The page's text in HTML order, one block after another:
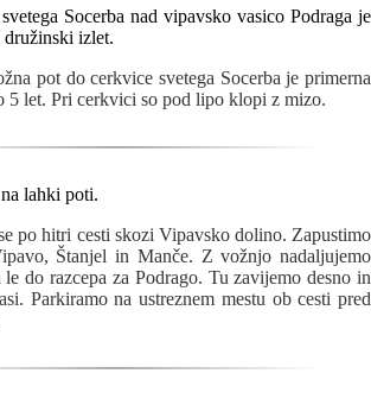
pot do cerkvice svetega Socerba je primerna
5 let. Pri cerkvici so pod lipo klopi z mizo.
po hitri cesti skozi Vipavsko dolino. Zapustimo
Štanjel in Manče. Z vožnjo nadaljujemo
le do razcepa za Podrago. Tu zavijemo desno in
Parkiramo na ustreznem mestu ob cesti pred